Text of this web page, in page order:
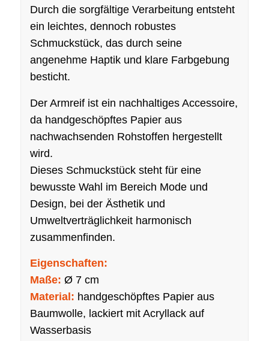
Durch die sorgfältige Verarbeitung entsteht
ein leichtes, dennoch robustes
Schmuckstück, das durch seine
angenehme Haptik und klare Farbgebung
besticht.
Der Armreif ist ein nachhaltiges Accessoire,
da handgeschöpftes Papier aus
nachwachsenden Rohstoffen hergestellt
wird.
Dieses Schmuckstück steht für eine
bewusste Wahl im Bereich Mode und
Design, bei der Ästhetik und
Umweltverträglichkeit harmonisch
zusammenfinden.
Eigenschaften:
Maße: Ø 7 cm
Material: handgeschöpftes Papier aus
Baumwolle, lackiert mit Acryllack auf
Wasserbasis